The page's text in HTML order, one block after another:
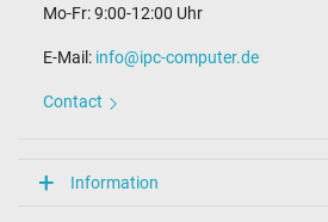
Longueur du câble de connexion (m) (env.)
Mesures
Longueur / Largeur / Hauteur
Plus de données
Mo-Fr: 9:00-12:00 Uhr
E-Mail: info@ipc-computer.de
Contact
Information